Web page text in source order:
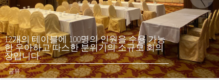
의 테이블에 100명의 인원을 수용 가능
아하고 따스한 분위기의 소규모 회의
니다.